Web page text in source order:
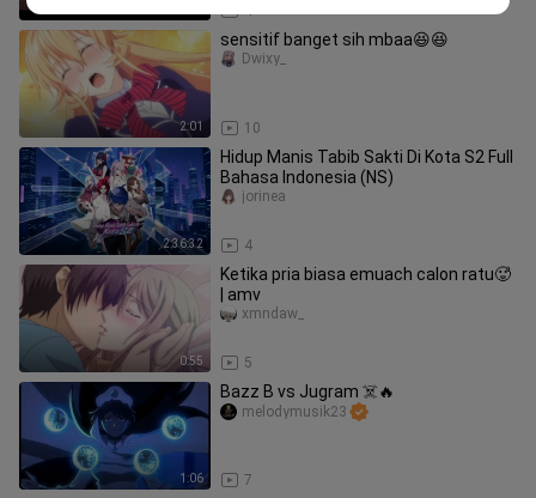
4
2:01
sensitif banget sih mbaa😆😆
10
Dwixy_
2:36:32
Hidup Manis Tabib Sakti Di Kota S2 Full
Bahasa Indonesia (NS)
4
jorinea
0:55
Ketika pria biasa emuach calon ratu🥵
| amv
5
xmndaw_
1:06
Bazz B vs Jugram ☠️🔥
7
melodymusik23